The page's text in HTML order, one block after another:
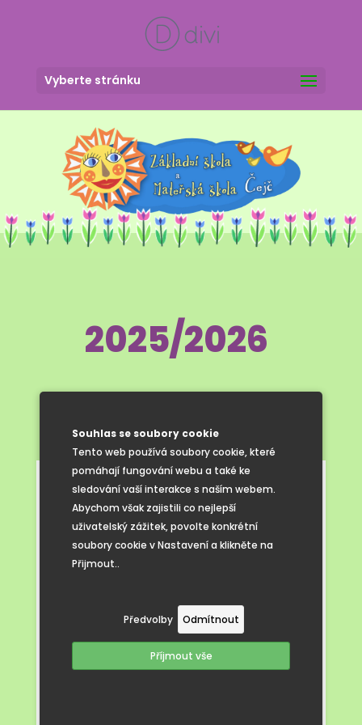
Souhlas se soubory cookie
Tento web používá soubory cookie, které
pomáhají fungování webu a také ke
sledování vaší interakce s naším webem.
Abychom však zajistili co nejlepší
uživatelský zážitek, povolte konkrétní
soubory cookie v Nastavení a klikněte na
Přijmout..
Předvolby Odmítnout
Příjmout vše
Vyberte stránku
2025/2026